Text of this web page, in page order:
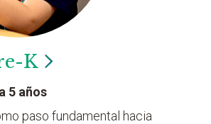
K
5 años
paso fundamental hacia